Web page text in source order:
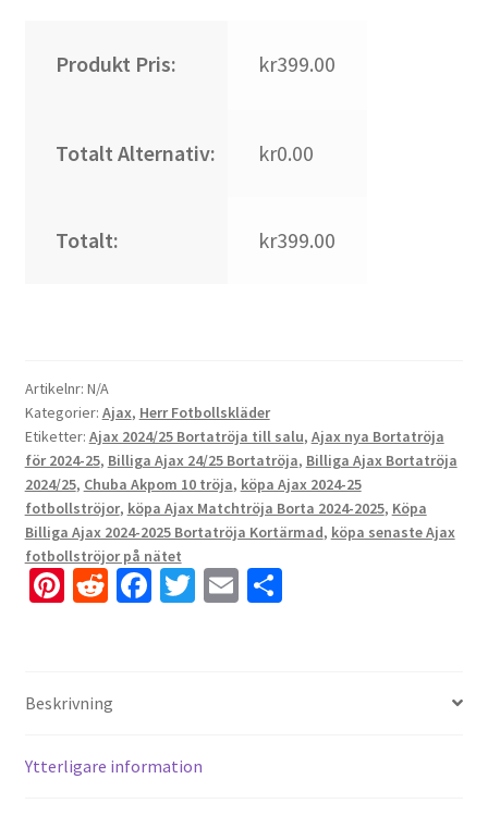
Produkt Pris: kr399.00
Totalt Alternativ: kr0.00
Totalt: kr399.00
Artikelnr: N/A
Kategorier: Ajax, Herr Fotbollskläder
Etiketter: Ajax 2024/25 Bortatröja till salu, Ajax nya Bortatröja
för 2024-25, Billiga Ajax 24/25 Bortatröja, Billiga Ajax Bortatröja
2024/25, Chuba Akpom 10 tröja, köpa Ajax 2024-25
fotbollströjor, köpa Ajax Matchtröja Borta 2024-2025, Köpa
Billiga Ajax 2024-2025 Bortatröja Kortärmad, köpa senaste Ajax
fotbollströjor på nätet
Pi
es
t
R
di
t
Fa
k
T E D
Beskrivning
Ytterligare information